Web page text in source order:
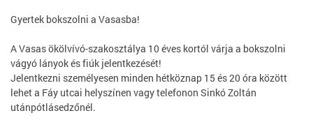
Gyertek bokszolni a Vasasba!
A Vasas ökölvívó-szakosztálya 10 éves kortól várja a bokszolni
vágyó lányok és fiúk jelentkezését!
Jelentkezni személyesen minden hétköznap 15 és 20 óra között
lehet a Fáy utcai helyszínen vagy telefonon Sinkó Zoltán
utánpótlásedzőnél.